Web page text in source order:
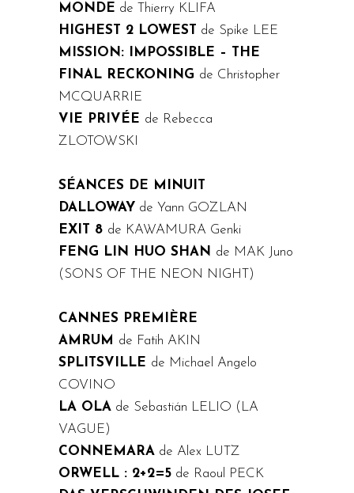
MONDE de Thierry KLIFA
HIGHEST 2 LOWEST
de Spike LEE
MISSION: IMPOSSIBLE – THE
FINAL RECKONING de Christopher
MCQUARRIE
VIE PRIVÉE de Rebecca
ZLOTOWSKI
SÉANCES DE MINUIT
DALLOWAY de Yann GOZLAN
EXIT 8 de KAWAMURA Genki
FENG LIN HUO SHAN de MAK Juno
(SONS OF THE NEON NIGHT)
CANNES PREMIÈRE
AMRUM de Fatih AKIN
SPLITSVILLE de Michael Angelo
COVINO
LA OLA de Sebastián LELIO (LA
VAGUE)
CONNEMARA de Alex LUTZ
ORWELL : 2+2=5 de Raoul PECK